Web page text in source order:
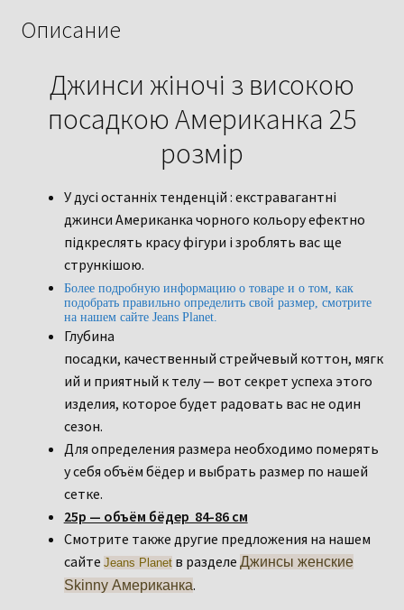
чорного
Описание
Джинси жіночі з високою
посадкою Американка 25
розмір
У дусі останніх тенденцій : екстравагантні
джинси Американка чорного кольоруефектно
підкреслять красу фігури і зроблять вас ще
стрункішою.
Более подробную информацию о товаре и о том, как
подобрать правильно определить свой размер, смотрите
на нашем сайте Jeans Planet.
Глубина
посадки, качественный стрейчевый коттон, мягк
ий и приятный к телу — вот секрет успеха этого
изделия, которое будет радовать вас не один
сезон.
Для определения размера необходимо померять
у себя объём бёдер и выбрать размер по нашей
сетке.
25р — объём бёдер 84-86 см
Смотрите также другие предложения на нашем
сайте Jeans Planetв разделе Джинсы женские
Skinny Американка.